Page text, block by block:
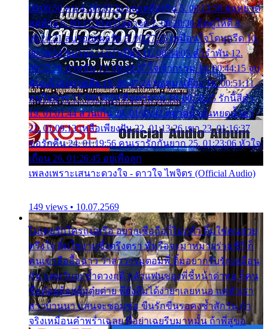
00:06:50 คน 4. 00:10:36 บุญเหลือเกิน 5. 00:13:58 ฝนหยาด
สุดท้าย 6. 00:17:30 ยาใจยาจก 7. 00:20:30 คิดดูให้ดี 8.
00:24:21 ลบรอยแผลรัก 9. 00:27:35 เหมือนใจโดนกรีด 10.
00:30:54 ขบวนการเปาเปียว 11. 00:34:05 คำรำพัน 12.
00:37:20 ปาหนัน 13. 00:40:37 ใจเจ้ากรรม 14. 00:44:15 จูบ
ฉันแล้วจงตายเสีย 15. 00:47:24 ขอสูมาเต๊อะ 16. 00:51:11
คนใจมาร 17. 00:54:50 คืนทรมาน 18. 00:58:25 รักนี้สีดำ
19. 01:01:44 ส่วนเกิน 20. 01:05:42 หยาดน้ำฝนหยดน้ำตา
21. 01:09:13 เหลือเพียงฝัน 22. 01:13:26 เขา 23. 01:16:37
ขอรักคืน 24. 01:19:56 คนเรารักกันยาก 25. 01:23:06 หัวใจ
เถื่อน 26. 01:26:45 อยู่เพื่อลูก
เพลงเพราะเสนาะดวงใจ - ดาวใจ ไพจิตร (Official Audio)
149 views • 10.07.2569
ไม่เคยรักใครแน่หรือ อยากเชื่อถือก็ไม่กล้า ติ๋มใช่คนสวย
ตรึงใจ ติ๋มใช่งามซึ้งตรึงตรา พี่หรือจะมาหมายร่วมชีวี ก็
คนเขาลืออื้อฉาว ว่าสาวๆรุมตอมพี่ ติ๋มอยากรับรักเหมือน
กัน แต่หวั่นจะช้ำดวงฤดี กลัวแฟนของพี่ชี้หน้าด่าทอ ก็คน
ชื่อต๋อยต้อยตุ้มตุ๋ยต่าย พี่ยังลืมได้ง่ายๆเลยหนอ แค่ตัวเรา
สาวบ้านนา แสนจะซอมซ่อ ขืนรักขืนรอคงช้ำสักวัน ถ้า
จริงเหมือนคำพร่ำเฉลย พี่อย่าเฉยรีบมาหมั้น ถ้าพี่สู่ขอ